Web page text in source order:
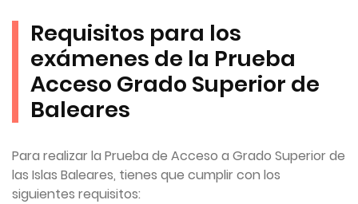
Requisitos para los
exámenes de la Prueba
Acceso Grado Superior de
Baleares
Para realizar la Prueba de Acceso a Grado Superior de
las Islas Baleares, tienes que cumplir con los
siguientes requisitos: